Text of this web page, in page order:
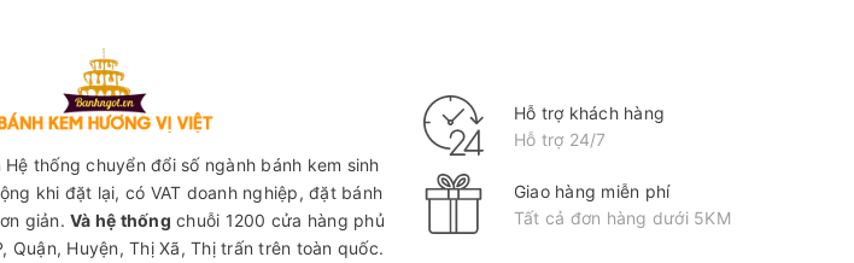
Hệ thống chuyển đổi số ngành bánh kem sinh
khi đặt lại, có VAT doanh nghiệp, đặt bánh
giản.Và hệ thống chuỗi 1200 cửa hàng phủ
Quận, Huyện, Thị Xã, Thị trấn trên toàn quốc.
Hỗ trợ khách hàng
Hỗ trợ 24/7
Giao hàng miễn phí
Tất cả đơn hàng dưới 5KM